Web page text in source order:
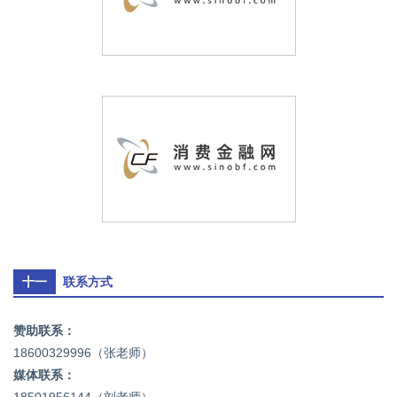
十一 联系方式
赞助联系：
18600329996（张老师）
媒体联系：